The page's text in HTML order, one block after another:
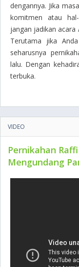
dengannya. Jika
komitmen atau
jangan jadikan acara
Terutama jika
seharusnya
lalu. Dengan
terbuka.
VIDEO
Pernikahan
Mengundang